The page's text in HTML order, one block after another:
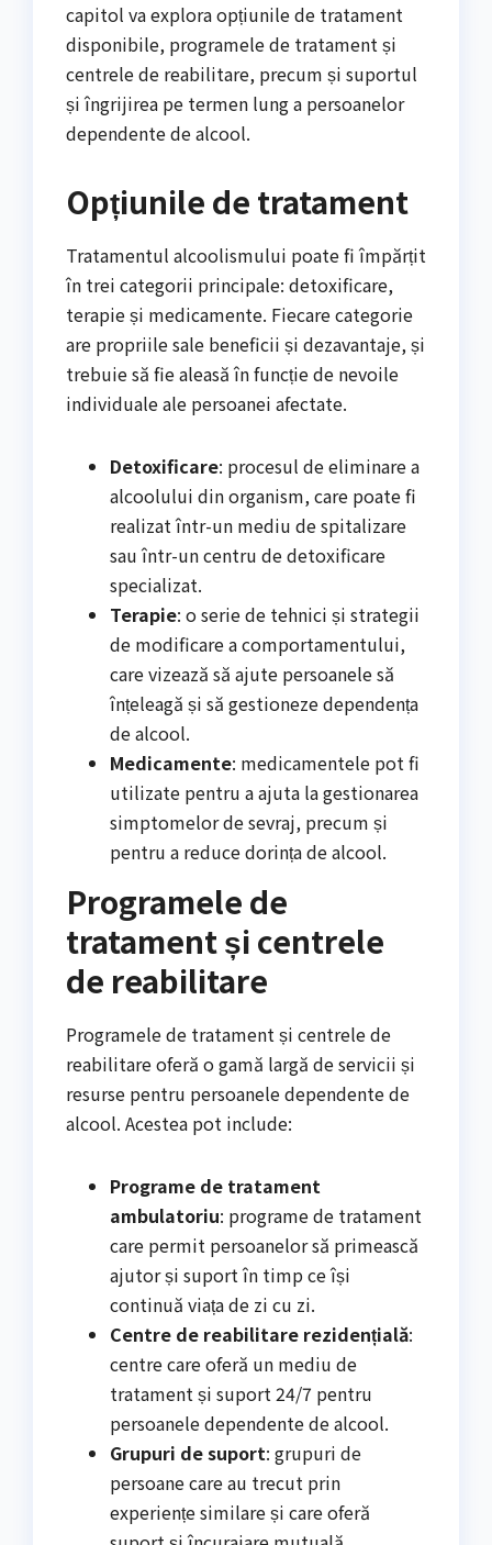
capitol va explora opțiunile de tratament
disponibile, programele de tratament și
centrele de reabilitare, precum și suportul
și îngrijirea pe termen lung a persoanelor
dependente de alcool.
Opțiunile de tratament
Tratamentul alcoolismului poate fi împărțit
în trei categorii principale: detoxificare,
terapie și medicamente. Fiecare categorie
are propriile sale beneficii și dezavantaje, și
trebuie să fie aleasă în funcție de nevoile
individuale ale persoanei afectate.
Detoxificare: procesul de eliminare a
alcoolului din organism, care poate fi
realizat într-un mediu de spitalizare
sau într-un centru de detoxificare
specializat.
Terapie: o serie de tehnici și strategii
de modificare a comportamentului,
care vizează să ajute persoanele să
înțeleagă și să gestioneze dependența
de alcool.
Medicamente: medicamentele pot fi
utilizate pentru a ajuta la gestionarea
simptomelor de sevraj, precum și
pentru a reduce dorința de alcool.
Programele de
tratament și centrele
de reabilitare
Programele de tratament și centrele de
reabilitare oferă o gamă largă de servicii și
resurse pentru persoanele dependente de
alcool. Acestea pot include:
Programe de tratament
ambulatoriu: programe de tratament
care permit persoanelor să primească
ajutor și suport în timp ce își
continuă viața de zi cu zi.
Centre de reabilitare rezidențială:
centre care oferă un mediu de
tratament și suport 24/7 pentru
persoanele dependente de alcool.
Grupuri de suport: grupuri de
persoane care au trecut prin
experiențe similare și care oferă